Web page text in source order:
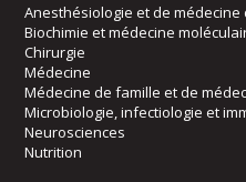
Anesthésiologie et de
Biochimie et médecine
Chirurgie
Médecine
Médecine de famille et de
Microbiologie, infectiologie et
Neurosciences
Nutrition